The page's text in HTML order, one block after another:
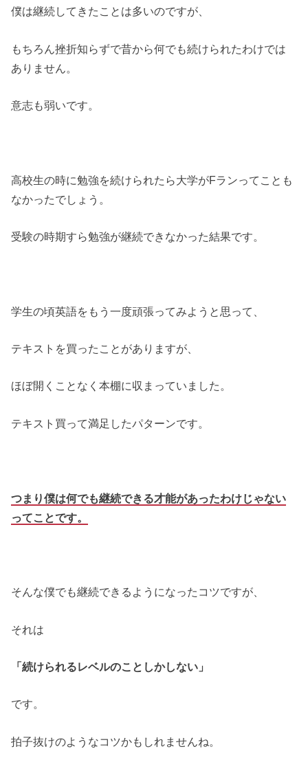
僕は継続してきたことは多いのですが、
もちろん挫折知らずで昔から何でも続けられたわけでは
ありません。
意志も弱いです。
高校生の時に勉強を続けられたら大学がFランってことも
なかったでしょう。
受験の時期すら勉強が継続できなかった結果です。
学生の頃英語をもう一度頑張ってみようと思って、
テキストを買ったことがありますが、
ほぼ開くことなく本棚に収まっていました。
テキスト買って満足したパターンです。
つまり僕は何でも継続できる才能があったわけじゃない
ってことです。
そんな僕でも継続できるようになったコツですが、
それは
「続けられるレベルのことしかしない」
です。
拍子抜けのようなコツかもしれませんね。